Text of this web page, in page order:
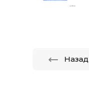
Назад